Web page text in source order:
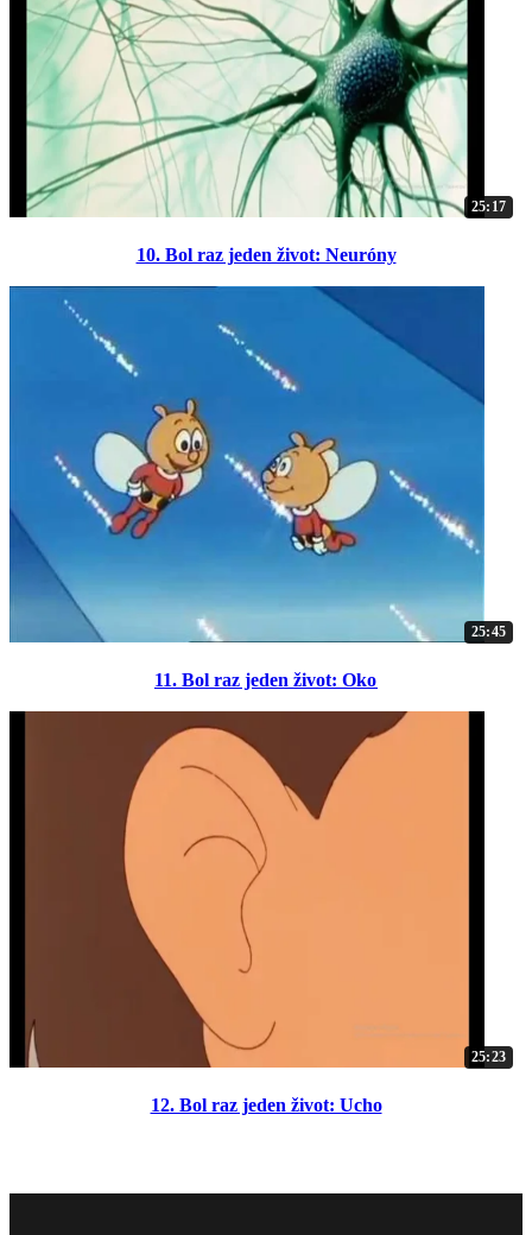
25:17
10. Bol raz jeden život: Neuróny
25:45
11. Bol raz jeden život: Oko
25:23
12. Bol raz jeden život: Ucho